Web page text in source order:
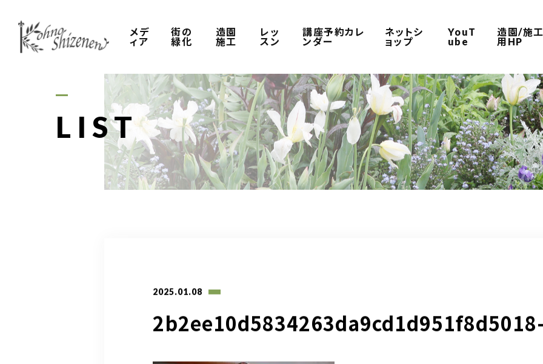
メデ
ィア
街の
緑化
造園
施工
レッ
スン
講座予約カレ
ンダー
ネットシ
ョップ
YouT
ube
造園/施
用HP
LIST
2025.01.08